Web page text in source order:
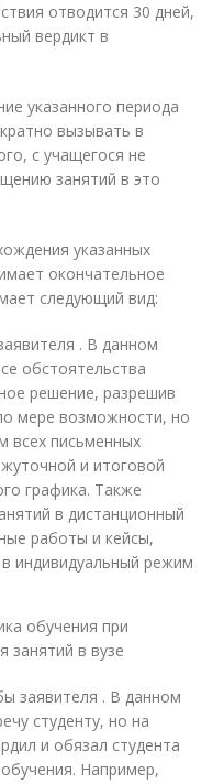
отводится 30 дней,
вердикт в
указанного периода
вызывать в
с учащегося не
занятий в это
указанных
окончательное
следующий вид:
. В данном
обстоятельства
решение, разрешив
мере возможности, но
всех письменных
и итоговой
графика. Также
в дистанционный
работы и кейсы,
индивидуальный режим
обучения при
занятий в вузе
заявителя . В данном
студенту, но на
и обязал студента
Например,